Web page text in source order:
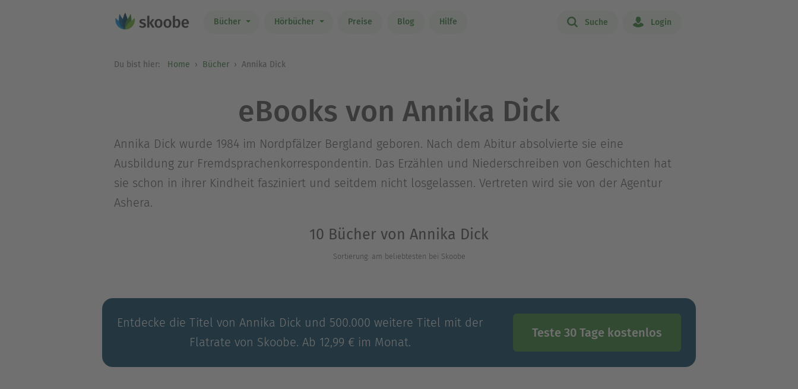
Bücher Hörbücher Preise Blog Hilfe Suche Login
Du bist hier: Home Bücher Annika Dick
eBooks von Annika Dick
Annika Dick wurde 1984 im Nordpfälzer Bergland geboren. Nach dem Abitur absolvierte sie eine
Ausbildung zur Fremdsprachenkorrespondentin. Das Erzählen und Niederschreiben von Geschichten hat
sie schon in ihrer Kindheit fasziniert und seitdem nicht losgelassen. Vertreten wird sie von der Agentur
Ashera.
10 Bücher von Annika Dick
Sortierung: am beliebtesten bei Skoobe
Entdecke die Titel von Annika Dick und 500.000 weitere Titel mit der
Flatrate von Skoobe. Ab 12,99 € im Monat.
Teste 30 Tage kostenlos